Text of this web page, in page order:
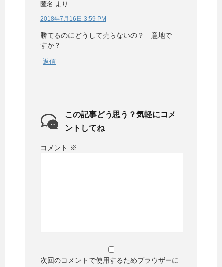
匿名 より:
2018年7月16日 3:59 PM
勝てるのにどうして売らないの？ 意地で
すか？
返信
この記事どう思う？気軽にコメ
ントしてね
コメント ※
次回のコメントで使用するためブラウザーに